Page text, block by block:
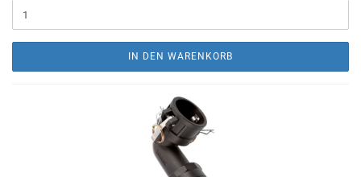
IN DEN WARENKORB